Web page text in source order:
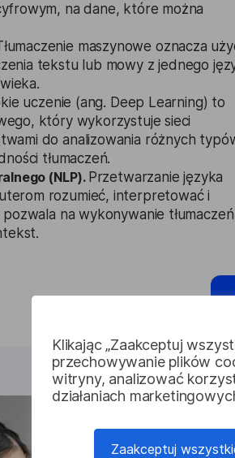
Klikając „Zaakceptuj
przechowywanie plików
witryny, analizować
działaniach
Zaakceptuj
na dane, które można
maszynowe oznacza
tekstu lub mowy z jednego
uczenie (ang. Deep Learning) to
który wykorzystuje sieci
do analizowania różnych
tłumaczeń.
(NLP). Przetwarzanie języka
rozumieć, interpretować i
na wykonywanie tłumaczeń